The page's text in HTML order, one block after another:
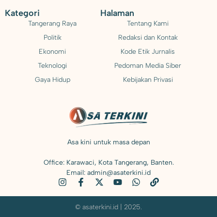
Kategori
Tangerang Raya
Politik
Ekonomi
Teknologi
Gaya Hidup
Halaman
Tentang Kami
Redaksi dan Kontak
Kode Etik Jurnalis
Pedoman Media Siber
Kebijakan Privasi
Asa kini untuk masa depan
Office: Karawaci, Kota Tangerang, Banten.
Email: admin@asaterkini.id
© asaterkini.id | 2025.